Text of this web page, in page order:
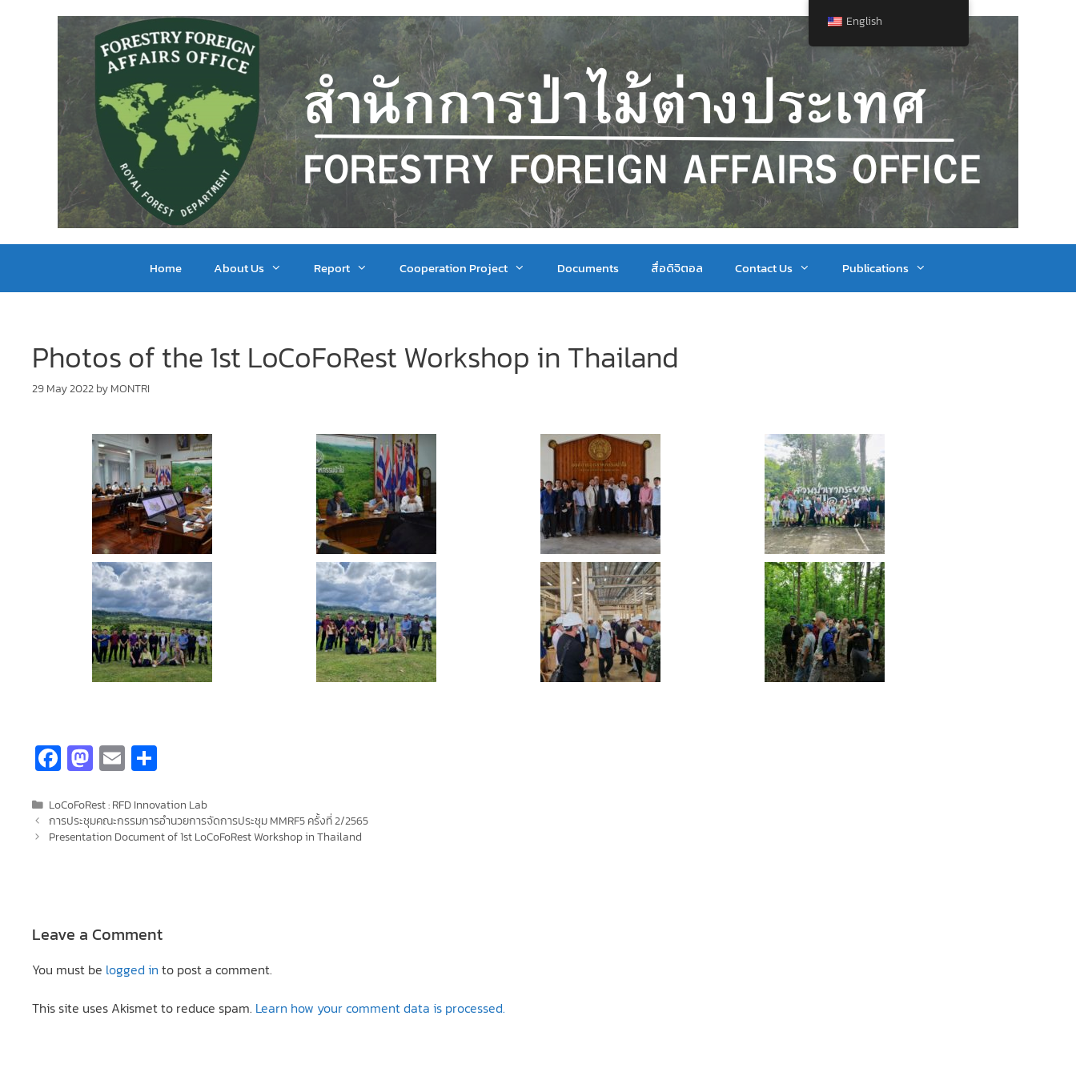
Home About Us Report Cooperation Project Documents สื่อดิจิตอล Contact Us Publications
Photos of the 1st LoCoFoRest Workshop in Thailand
29 May 2022 by MONTRI
Fa
ce
b
o
M
as
to
d
E
m
ai
l
ar
e
LoCoFoRest : RFD Innovation Lab
การประชุมคณะกรรมการอำนวยการจัดการประชุม MMRF5 ครั้งที่ 2/2565
Presentation Document of 1st LoCoFoRest Workshop in Thailand
Leave a Comment
You must be logged in to post a comment.
This site uses Akismet to reduce spam. Learn how your comment data is processed.
English